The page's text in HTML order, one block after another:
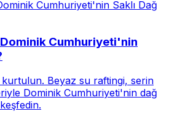
Cumhuriyeti'nin
kurtulun. Beyaz su raftingi, serin
Dominik Cumhuriyeti'nin dağ